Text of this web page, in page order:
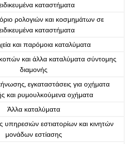
καταστήματα
ρολογιών και κοσμημάτων σε
καταστήματα
και παρόμοια καταλύματα
και άλλα καταλύματα σύντομης
διαμονής
εγκαταστάσεις για οχήματα
και ρυμουλκούμενα οχήματα
Άλλα καταλύματα
υπηρεσιών εστιατορίων και κινητών
μονάδων εστίασης